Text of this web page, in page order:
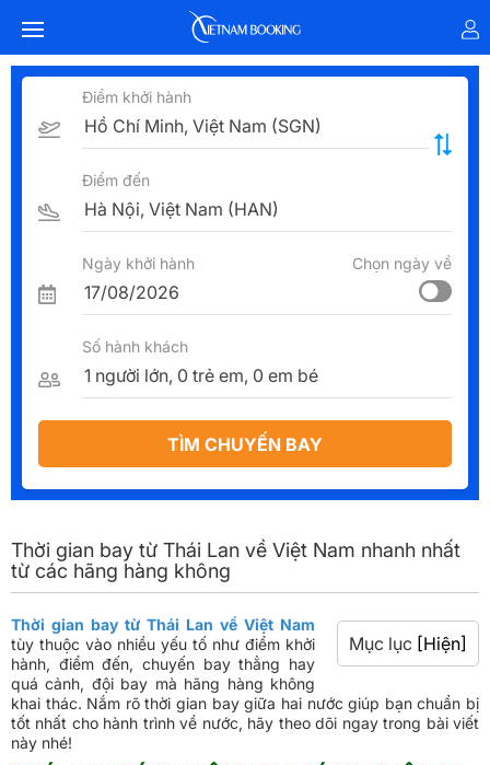
Điểm khởi hành
Điểm đến
Ngày khởi hành Chọn ngày về
Số hành khách
TÌM CHUYẾN BAY
Thời gian bay từ Thái Lan về Việt Nam nhanh nhất
từ các hãng hàng không
Mục lục [Hiện]
Thời gian bay từ Thái Lan về Việt Nam
tùy thuộc vào nhiều yếu tố như điểm khởi
hành, điểm đến, chuyến bay thẳng hay
quá cảnh, đội bay mà hãng hàng không
khai thác. Nắm rõ thời gian bay giữa hai nước giúp bạn chuẩn bị
tốt nhất cho hành trình về nước, hãy theo dõi ngay trong bài viết
này nhé!